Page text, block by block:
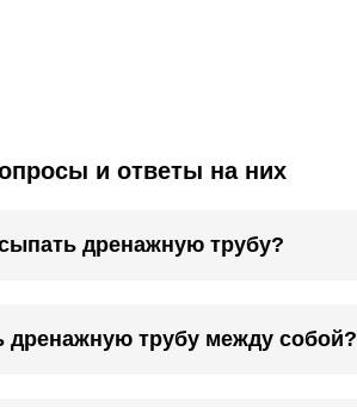
и ответы на них
дренажную трубу?
дренажную трубу между собой?